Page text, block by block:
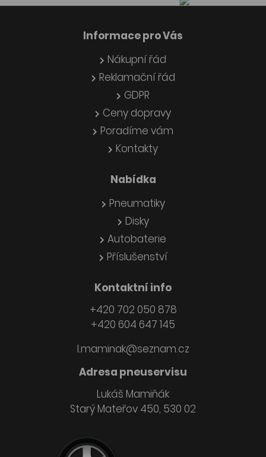
Informace pro Vás
Nákupní řád
Reklamační řád
GDPR
Ceny dopravy
Poradíme vám
Kontakty
Nabídka
Pneumatiky
Disky
Autobaterie
Příslušenství
Kontaktní info
+420 702 050 878
+420 604 647 145
l.maminak@seznam.cz
Adresa pneuservisu
Lukáš Mamiňák
Starý Mateřov 450, 530 02